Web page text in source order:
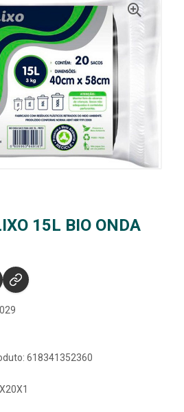
15L BIO ONDA
618341352360